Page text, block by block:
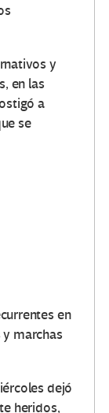
y
en las
a
se
en
marchas
dejó
heridos,